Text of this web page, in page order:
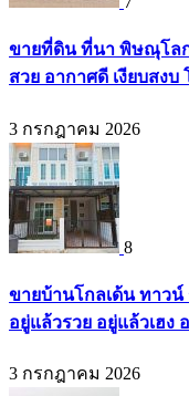
ขายที่ดิน ที่นา พิษณุโลก
สวย อากาศดี เงียบสงบ
3 กรกฎาคม 2026
8
ขายบ้านโกลเด้น ทาว
อยู่แล้วรวย อยู่แล้วเฮง
3 กรกฎาคม 2026